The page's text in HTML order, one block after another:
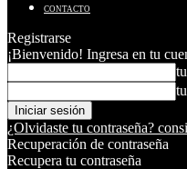
CONTACTO
Registrarse
¡Bienvenido! Ingresa en tu
¿Olvidaste tu contraseña?
Recuperación de contraseña
Recupera tu contraseña